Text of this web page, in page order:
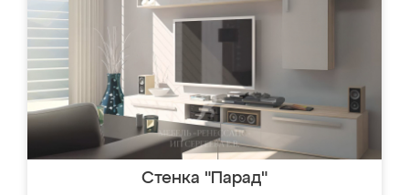
Стенка "Парад"